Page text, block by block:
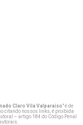
Claro Vila Valparaíso" é de
citando nossos links, é proibida
– artigo 184 do Código Penal